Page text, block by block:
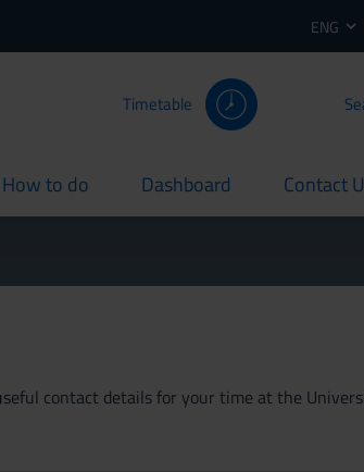
ENG
Timetable
How to do
current Dashboard
current Contact
current
contact details for your time at the